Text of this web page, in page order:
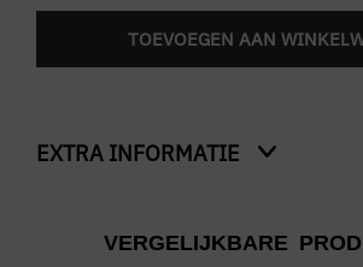
TOEVOEGEN AAN
EXTRA INFORMATIE
ZwartVERGELIJKBARE